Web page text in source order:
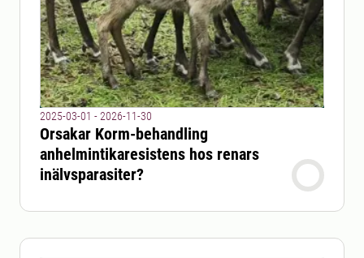
2025-03-01 - 2026-11-30
Orsakar Korm-behandling
anhelmintikaresistens hos renars
inälvsparasiter?